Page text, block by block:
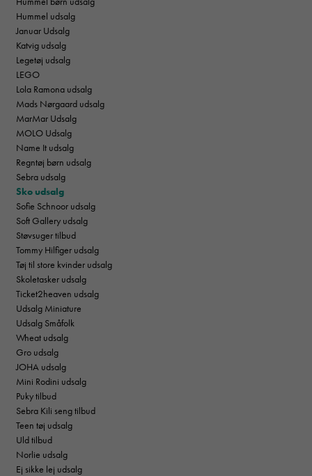
Hummel udsalg
Januar Udsalg
Katvig udsalg
Legetøj udsalg
LEGO
Lola Ramona udsalg
Mads Nørgaard udsalg
MarMar Udsalg
MOLO Udsalg
Name It udsalg
Regntøj børn udsalg
Sebra udsalg
Sko udsalg
Sofie Schnoor udsalg
Soft Gallery udsalg
Støvsuger tilbud
Tommy Hilfiger udsalg
Tøj til store kvinder udsalg
Skoletasker udsalg
Ticket2heaven udsalg
Udsalg Miniature
Udsalg Småfolk
Wheat udsalg
Gro udsalg
JOHA udsalg
Mini Rodini udsalg
Puky tilbud
Sebra Kili seng tilbud
Teen tøj udsalg
Uld tilbud
Norlie udsalg
Ej sikke lej udsalg